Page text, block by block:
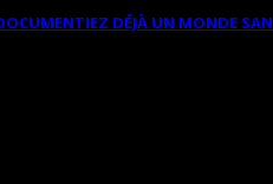
DÉJÀ UN MONDE